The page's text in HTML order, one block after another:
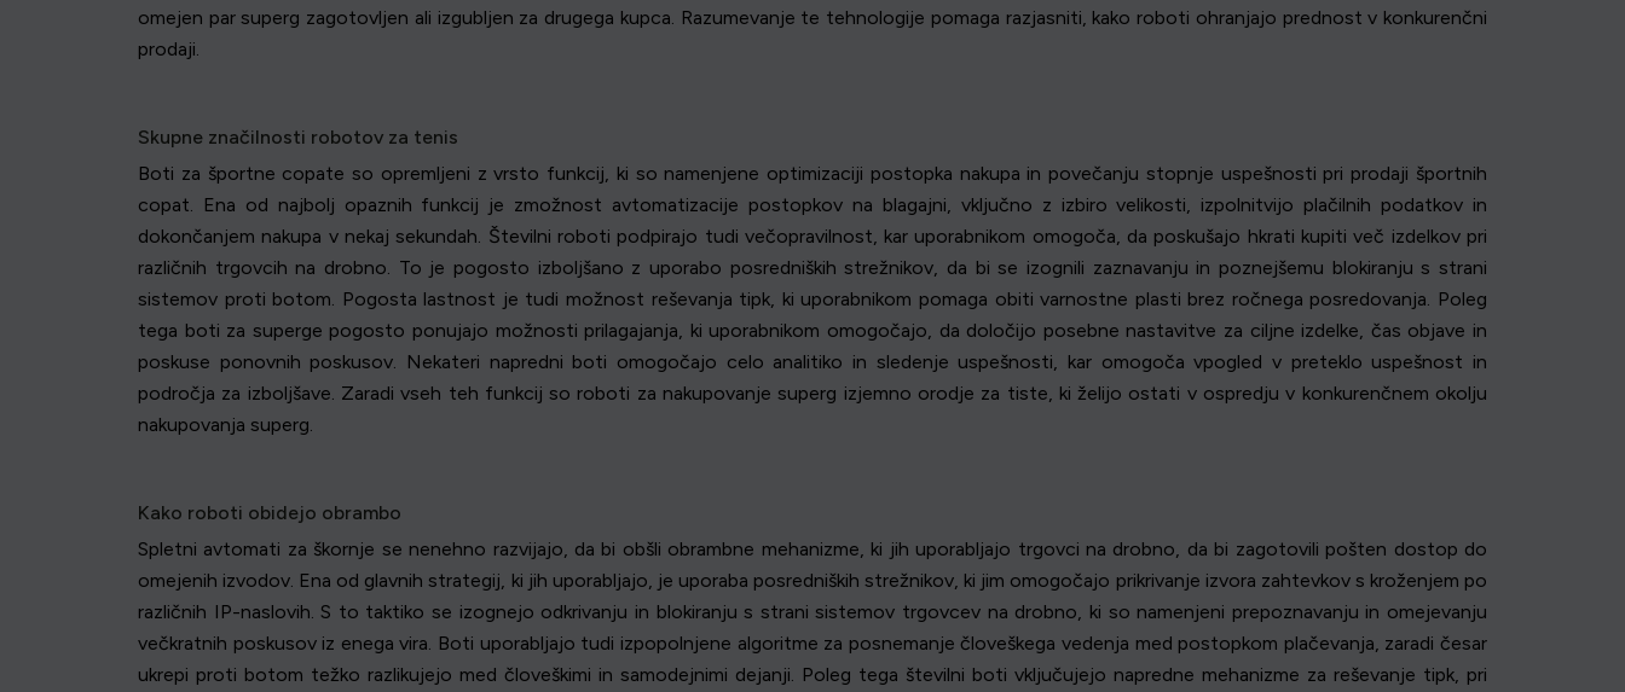
omejen par superg zagotovljen ali izgubljen za drugega kupca. Razumevanje te tehnologije pomaga razjasniti, kako roboti ohranjajo prednost v konkurenčni
prodaji.
Skupne značilnosti robotov za tenis
Boti za športne copate so opremljeni z vrsto funkcij, ki so namenjene optimizaciji postopka nakupa in povečanju stopnje uspešnosti pri prodaji športnih
copat. Ena od najbolj opaznih funkcij je zmožnost avtomatizacije postopkov na blagajni, vključno z izbiro velikosti, izpolnitvijo plačilnih podatkov in
dokončanjem nakupa v nekaj sekundah. Številni roboti podpirajo tudi večopravilnost, kar uporabnikom omogoča, da poskušajo hkrati kupiti več izdelkov pri
različnih trgovcih na drobno. To je pogosto izboljšano z uporabo posredniških strežnikov, da bi se izognili zaznavanju in poznejšemu blokiranju s strani
sistemov proti botom. Pogosta lastnost je tudi možnost reševanja tipk, ki uporabnikom pomaga obiti varnostne plasti brez ročnega posredovanja. Poleg
tega boti za superge pogosto ponujajo možnosti prilagajanja, ki uporabnikom omogočajo, da določijo posebne nastavitve za ciljne izdelke, čas objave in
poskuse ponovnih poskusov. Nekateri napredni boti omogočajo celo analitiko in sledenje uspešnosti, kar omogoča vpogled v preteklo uspešnost in
področja za izboljšave. Zaradi vseh teh funkcij so roboti za nakupovanje superg izjemno orodje za tiste, ki želijo ostati v ospredju v konkurenčnem okolju
nakupovanja superg.
Kako roboti obidejo obrambo
Spletni avtomati za škornje se nenehno razvijajo, da bi obšli obrambne mehanizme, ki jih uporabljajo trgovci na drobno, da bi zagotovili pošten dostop do
omejenih izvodov. Ena od glavnih strategij, ki jih uporabljajo, je uporaba posredniških strežnikov, ki jim omogočajo prikrivanje izvora zahtevkov s kroženjem po
različnih IP-naslovih. S to taktiko se izognejo odkrivanju in blokiranju s strani sistemov trgovcev na drobno, ki so namenjeni prepoznavanju in omejevanju
večkratnih poskusov iz enega vira. Boti uporabljajo tudi izpopolnjene algoritme za posnemanje človeškega vedenja med postopkom plačevanja, zaradi česar
ukrepi proti botom težko razlikujejo med človeškimi in samodejnimi dejanji. Poleg tega številni boti vključujejo napredne mehanizme za reševanje tipk, pri